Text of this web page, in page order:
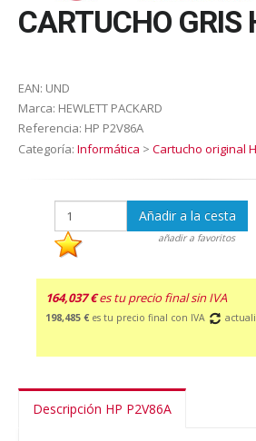
CARTUCHO GRIS
EAN: UND
Marca: HEWLETT PACKARD
Referencia: HP P2V86A
Categoría: Informática > Cartucho original
Añadir a la cesta
añadir a favoritos
164,037 € es tu precio final sin IVA
198,485 € es tu precio final con IVA
Descripción HP P2V86A